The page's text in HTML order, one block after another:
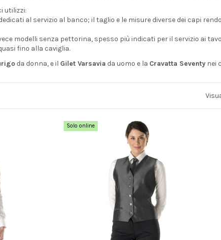
utilizzi:
al servizio al banco; il taglio e le misure diverse dei capi
modelli senza pettorina, spesso più indicati per il servizio ai
fino alla caviglia.
da donna, e il Gilet Varsavia da uomo e la Cravatta Seventynei
Solo online